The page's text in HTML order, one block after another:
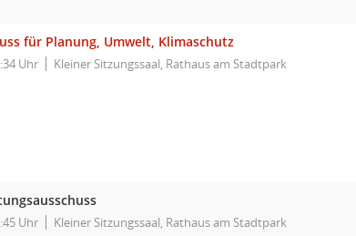
für Planung, Umwelt, Klimaschutz
Uhr Kleiner Sitzungssaal, Rathaus am Stadtpark
Uhr Kleiner Sitzungssaal, Rathaus am Stadtpark